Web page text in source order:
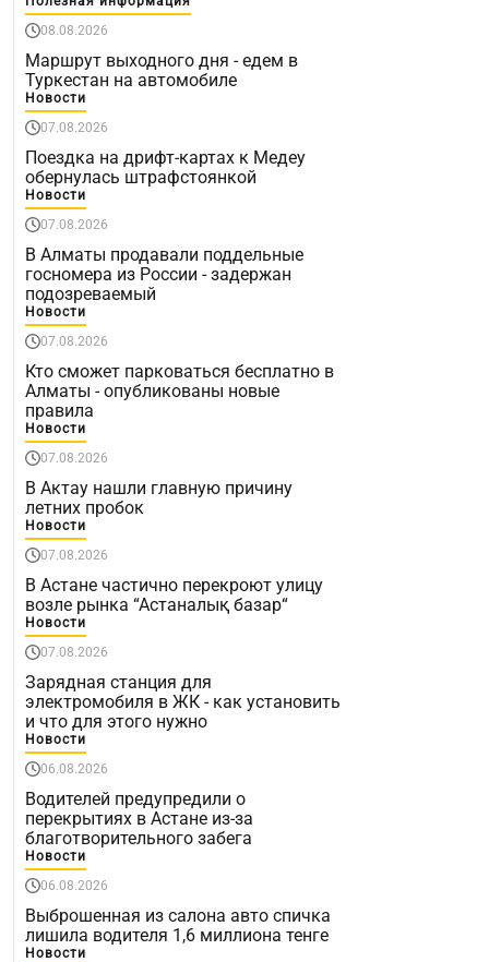
08.08.2026
Маршрут выходного дня - едем в
Туркестан на автомобиле
Новости
07.08.2026
Поездка на дрифт-картах к Медеу
обернулась штрафстоянкой
Новости
07.08.2026
В Алматы продавали поддельные
госномера из России - задержан
подозреваемый
Новости
07.08.2026
Кто сможет парковаться бесплатно в
Алматы - опубликованы новые
правила
Новости
07.08.2026
В Актау нашли главную причину
летних пробок
Новости
07.08.2026
В Астане частично перекроют улицу
возле рынка “Астаналық базар“
Новости
07.08.2026
Зарядная станция для
электромобиля в ЖК - как установить
и что для этого нужно
Новости
06.08.2026
Водителей предупредили о
перекрытиях в Астане из-за
благотворительного забега
Новости
06.08.2026
Выброшенная из салона авто спичка
лишила водителя 1,6 миллиона тенге
Новости